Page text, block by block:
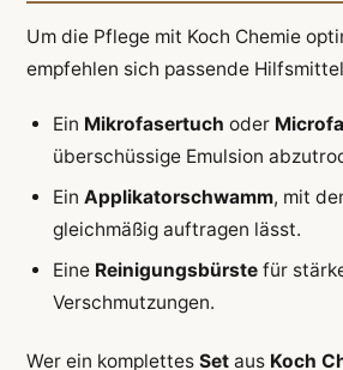
Um die Pflege mit Koch Chemie
empfehlen sich passende
Ein Mikrofasertuch oder
überschüssige Emulsion
Ein Applikatorschwamm, mit
gleichmäßig auftragen lässt.
Eine Reinigungsbürstefür
Verschmutzungen.
Wer ein komplettes Setaus Koch